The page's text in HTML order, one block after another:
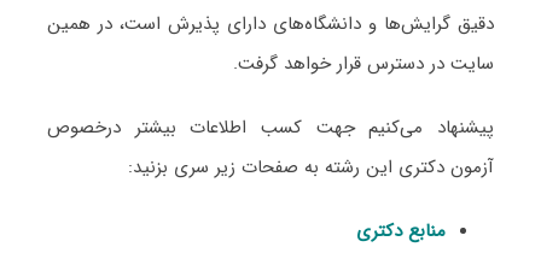
دقیق گرایش‌ها و دانشگاه‌های دارای پذیرش است، در همین
سایت در دسترس قرار خواهد گرفت.
پیشنهاد می‌کنیم جهت کسب اطلاعات بیشتر درخصوص
آزمون دکتری این رشته به صفحات زیر سری بزنید:
منابع دکتری